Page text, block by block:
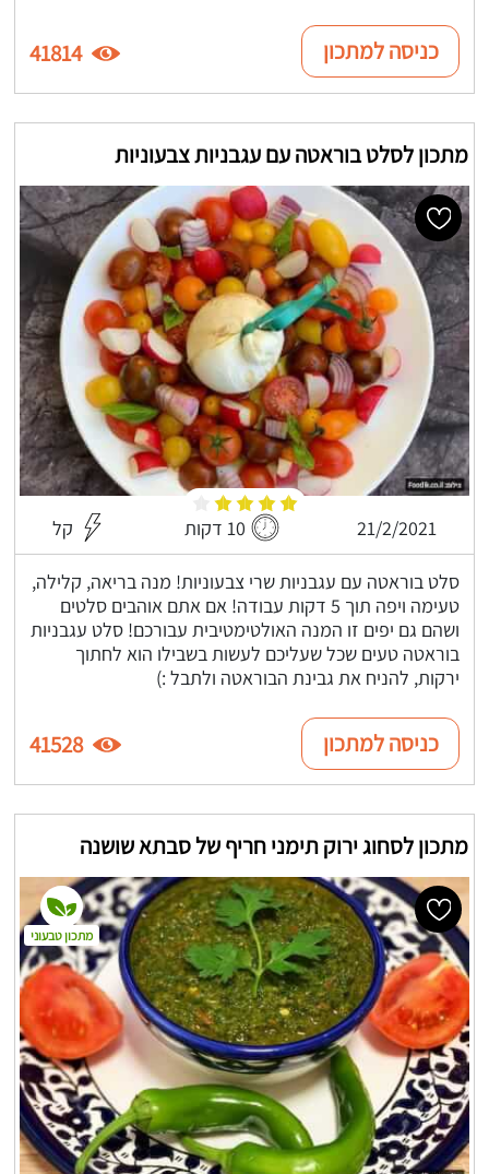
כניסה למתכון 41814
מתכון לסלט בוראטה עם עגבניות צבעוניות
21/2/2021 10 דקות קל
סלט בוראטה עם עגבניות שרי צבעוניות! מנה בריאה, קלילה,
טעימה ויפה תוך 5 דקות עבודה! אם אתם אוהבים סלטים
ושהם גם יפים זו המנה האולטימטיבית עבורכם! סלט עגבניות
בוראטה טעים שכל שעליכם לעשות בשבילו הוא לחתוך
ירקות, להניח את גבינת הבוראטה ולתבל :)
כניסה למתכון 41528
מתכון לסחוג ירוק תימני חריף של סבתא שושנה
מתכון טבעוני